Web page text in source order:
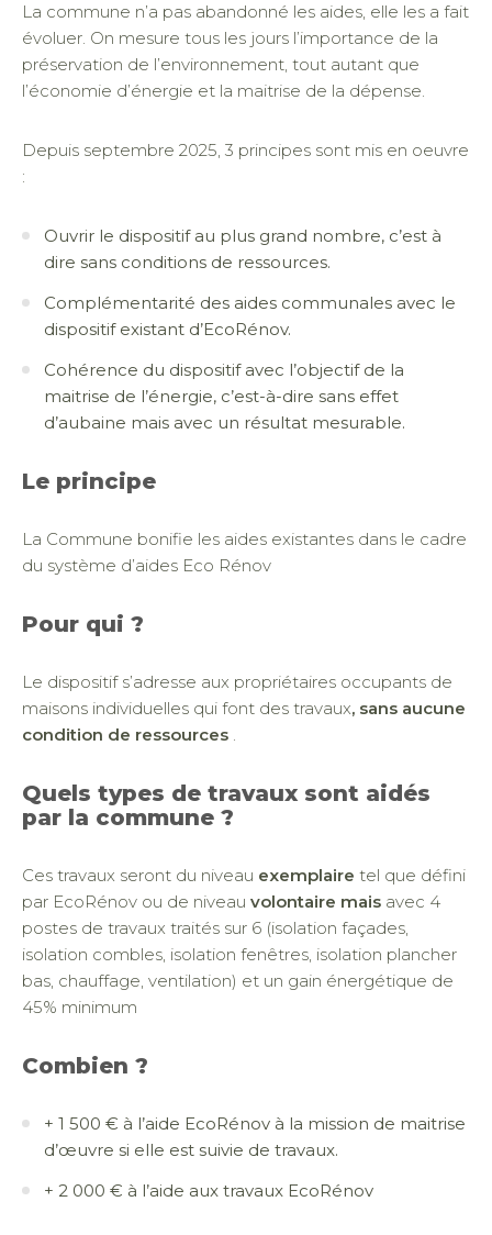
La commune n’a pas abandonné les aides, elle les a fait
évoluer. On mesure tous les jours l’importance de la
préservation de l’environnement, tout autant que
l’économie d’énergie et la maitrise de la dépense.
Depuis septembre 2025, 3 principes sont mis en oeuvre
:
Ouvrir le dispositif au plus grand nombre, c’est à
dire sans conditions de ressources.
Complémentarité des aides communales avec le
dispositif existant d’EcoRénov.
Cohérence du dispositif avec l’objectif de la
maitrise de l’énergie, c’est-à-dire sans effet
d’aubaine mais avec un résultat mesurable.
Le principe
La Commune bonifie les aides existantes dans le cadre
du système d’aides Eco Rénov
Pour qui ?
Le dispositif s’adresse aux propriétaires occupants de
maisons individuelles qui font des travaux, sans aucune
condition de ressources .
Quels types de travaux sont aidés
par la commune ?
Ces travaux seront du niveau exemplaire tel que défini
par EcoRénov ou de niveau volontaire mais avec 4
postes de travaux traités sur 6 (isolation façades,
isolation combles, isolation fenêtres, isolation plancher
bas, chauffage, ventilation) et un gain énergétique de
45% minimum
Combien ?
+ 1 500 € à l’aide EcoRénov à la mission de maitrise
d’œuvre si elle est suivie de travaux.
+ 2 000 € à l’aide aux travaux EcoRénov